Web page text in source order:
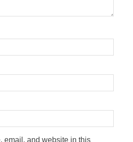
email, and website in this